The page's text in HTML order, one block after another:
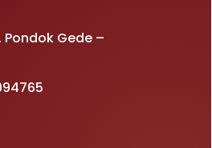
Gede –